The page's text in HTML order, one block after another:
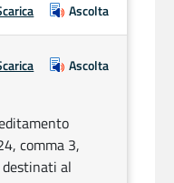
Ascolta
Ascolta
comma 3,
destinati al